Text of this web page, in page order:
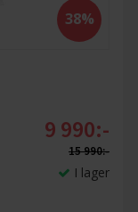
38%
9 990:-
15 990:-
I lager